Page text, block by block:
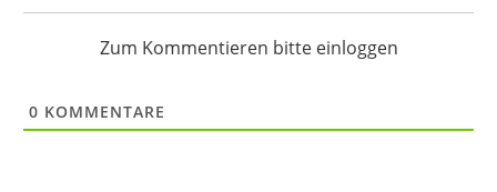
Zum Kommentieren bitte einloggen
0 KOMMENTARE